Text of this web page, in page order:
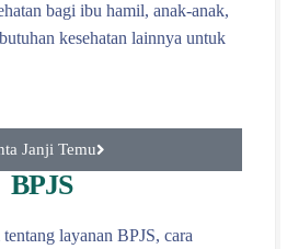
bagi ibu hamil, anak-anak,
kesehatan lainnya untuk
Janji Temu
BPJS
layanan BPJS, cara